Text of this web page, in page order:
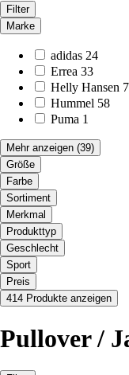
Filter
Marke
adidas 24
Errea 33
Helly Hansen 7
Hummel 58
Puma 1
Mehr anzeigen (39)
Größe
Farbe
Sortiment
Merkmal
Produkttyp
Geschlecht
Sport
Preis
414 Produkte anzeigen
Pullover /